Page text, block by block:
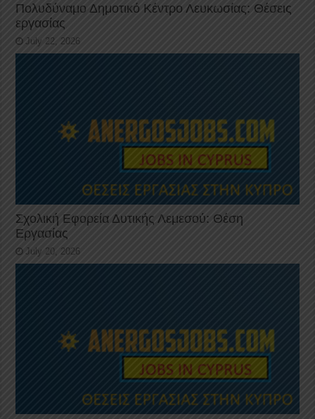
Πολυδύναμο Δημοτικό Κέντρο Λευκωσίας: Θέσεις
εργασίας
July 22, 2026
Σχολική Εφορεία Δυτικής Λεμεσού: Θέση
Εργασίας
July 20, 2026